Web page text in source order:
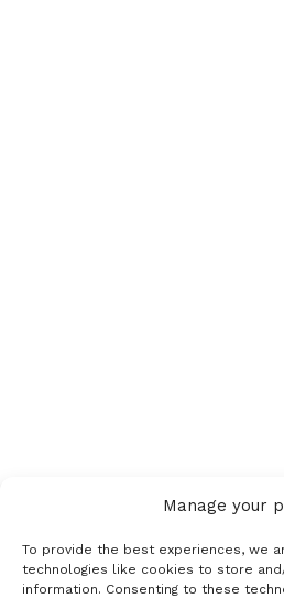
Manage your
To provide the best experiences, we
technologies like cookies to store
information. Consenting to these